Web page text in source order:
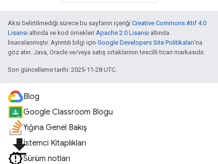
Aksi belirtilmediği sürece bu sayfanın içeriği Creative Commons Atıf 4.0
Lisansı altında ve kod örnekleri Apache 2.0 Lisansı altında
lisanslanmıştır. Ayrıntılı bilgi için Google Developers Site Politikaları'na
göz atın. Java, Oracle ve/veya satış ortaklarının tescilli ticari markasıdır.
Son güncelleme tarihi: 2025-11-28 UTC.
Blog
Google Classroom Blogu
Yığına Genel Bakış
file_downloadİstemci Kitaplıkları
Sürüm notları